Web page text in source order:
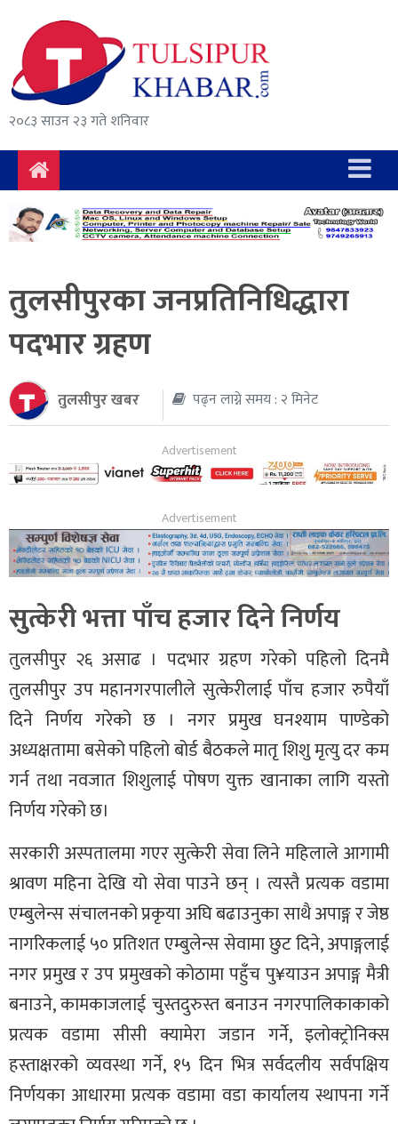
२०८३ साउन २३ गते शनिवार
समाचार
राजनीति
सुरक्षा/
अपराध
दुर्घटना
विचार
अर्थ
संवाद
मनोरञ्जन
तुलसीपुरका जनप्रतिनिधिद्धारा
पदभार ग्रहण
तुलसीपुर खबर पढ्न लाग्ने समय : २ मिनेट
सुत्केरी भत्ता पाँच हजार दिने निर्णय
तुलसीपुर २६ असाढ । पदभार ग्रहण गरेको पहिलो दिनमै
तुलसीपुर उप महानगरपालीले सुत्केरीलाई पाँच हजार रुपैयाँ
दिने निर्णय गरेको छ । नगर प्रमुख घनश्याम पाण्डेको
अध्यक्षतामा बसेको पहिलो बोर्ड बैठकले मातृ शिशु मृत्यु दर कम
गर्न तथा नवजात शिशुलाई पोषण युक्त खानाका लागि यस्तो
निर्णय गरेको छ।
सरकारी अस्पतालमा गएर सुत्केरी सेवा लिने महिलाले आगामी
श्रावण महिना देखि यो सेवा पाउने छन् । त्यस्तै प्रत्यक वडामा
एम्बुलेन्स संचालनको प्रकृया अघि बढाउनुका साथै अपाङ्ग र जेष्ठ
नागरिकलाई ५० प्रतिशत एम्बुलेन्स सेवामा छुट दिने, अपाङ्गलाई
नगर प्रमुख र उप प्रमुखको कोठामा पहुँच पु¥याउन अपाङ्ग मैत्री
बनाउने, कामकाजलाई चुस्तदुरुस्त बनाउन नगरपालिकाकाको
प्रत्यक वडामा सीसी क्यामेरा जडान गर्ने, इलोक्ट्रोनिक्स
हस्ताक्षरको व्यवस्था गर्ने, १५ दिन भित्र सर्वदलीय सर्वपक्षिय
निर्णयका आधारमा प्रत्यक वडामा वडा कार्यालय स्थापना गर्ने